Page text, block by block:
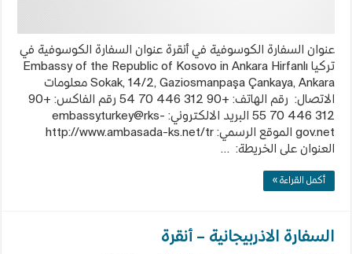
عنوان السفارة الكوسوفية في أنقرة عنوان السفارة الكوسوفية في
تركيا Embassy of the Republic of Kosovo in Ankara Hirfanlı
Sokak, 14/2, Gaziosmanpaşa Çankaya, Ankara معلومات
الاتصال: رقم الهاتف: +90 312 446 70 54 رقم الفاكس: +90
312 446 70 55 البريد الالكتروني:
embassy.turkey@rks-
gov.net
الموقع الرسمي: http://www.ambasada-ks.net/tr
العنوان على الخريطة: …
أكمل القراءة »
السفارة الاذربيجانية – أنقرة